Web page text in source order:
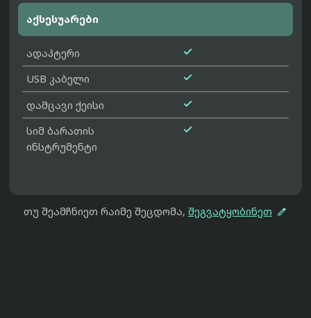
აქსესუარები
ადაპტერი 
USB კაბელი 
დამცავი ქეისი 
სიმ ბარათის
ინსტრუმენტი

თუ შეამჩნიეთ რაიმე შეცდომა, შეგვატყობინეთ 